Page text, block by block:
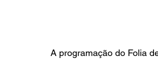
A programação do Folia